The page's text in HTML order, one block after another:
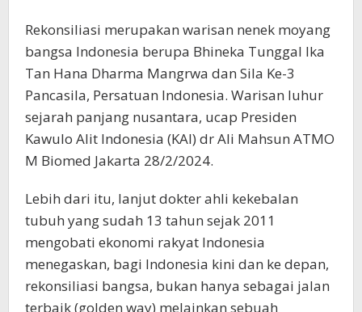
Rekonsiliasi merupakan warisan nenek moyang
bangsa Indonesia berupa Bhineka Tunggal Ika
Tan Hana Dharma Mangrwa dan Sila Ke-3
Pancasila, Persatuan Indonesia. Warisan luhur
sejarah panjang nusantara, ucap Presiden
Kawulo Alit Indonesia (KAI) dr Ali Mahsun ATMO
M Biomed Jakarta 28/2/2024.
Lebih dari itu, lanjut dokter ahli kekebalan
tubuh yang sudah 13 tahun sejak 2011
mengobati ekonomi rakyat Indonesia
menegaskan, bagi Indonesia kini dan ke depan,
rekonsiliasi bangsa, bukan hanya sebagai jalan
terbaik (golden way) melainkan sebuah